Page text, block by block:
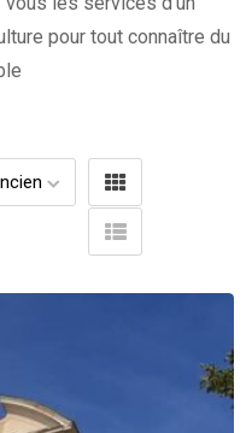
pour tout connaître du